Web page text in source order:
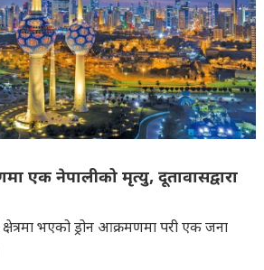
एक नेपालीको मृत्यु, दूतावासद्वारा
भएको ड्रोन आक्रमणमा परी एक जना